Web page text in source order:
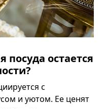
остается
с
и уютом. Ее ценят